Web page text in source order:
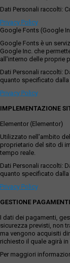
Dati Personali raccolti:
Privacy Policy
Google Fonts (Google
Google Fonts è un
Google Inc. che
all'interno delle proprie
Dati Personali raccolti:
quanto specificato
Privacy Policy
IMPLEMENTAZIONE
Elementor (Elementor)
Utilizzato nell'ambito
proprietario del sito di
tempo reale.
Dati Personali raccolti:
quanto specificato
Privacy Policy
GESTIONE PAGAMENTI
I dati dei pagamenti,
sicurezza previsti, non
ma vengono acquisiti
richiesto il quale agirà
Per maggiori